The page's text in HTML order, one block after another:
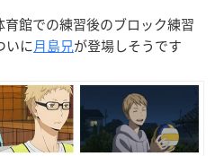
館での練習後のブロック練習
いに月島兄が登場しそうです